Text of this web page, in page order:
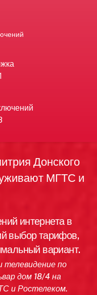
и
Москве
Донского
МГТС и
интернета в
выбор тарифов,
вариант.
телевидение по
дом 18/4 на
и Ростелеком.